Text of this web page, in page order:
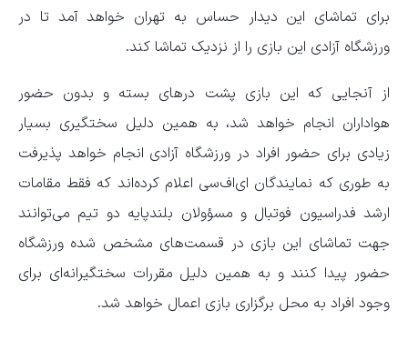
برای تماشای این دیدار حساس به تهران خواهد آمد تا در
ورزشگاه آزادی این بازی را از نزدیک تماشا کند.
از آنجایی که این بازی پشت در‌های بسته و بدون حضور
هواداران انجام خواهد شد، به همین دلیل سختگیری بسیار
زیادی برای حضور افراد در ورزشگاه آزادی انجام خواهد پذیرفت
به طوری که نمایندگان ای‌اف‌سی اعلام کرده‌اند که فقط مقامات
ارشد فدراسیون فوتبال و مسؤولان بلندپایه دو تیم می‌توانند
جهت تماشای این بازی در قسمت‌های مشخص شده ورزشگاه
حضور پیدا کنند و به همین دلیل مقررات سختگیرانه‌ای برای
وجود افراد به محل برگزاری بازی اعمال خواهد شد.